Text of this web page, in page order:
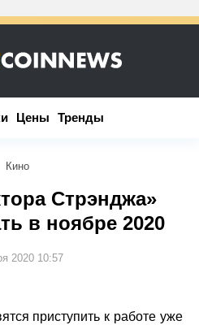
Цены Тренды
Цены Тренды
Кино
Стрэнджа»
в ноябре 2020
2020 10:57
приступить к работе уже